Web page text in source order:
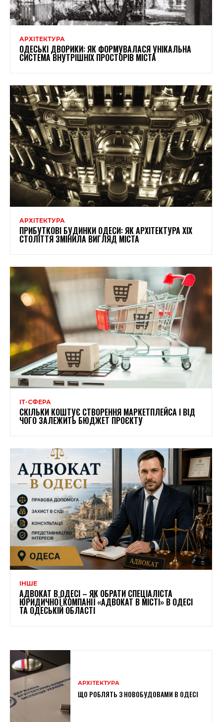
АРХІТЕКТУРА
ОДЕСЬКІ ДВОРИКИ: ЯК ФОРМУВАЛАСЯ УНІКАЛЬНА
СИСТЕМА ВНУТРІШНІХ ПРОСТОРІВ МІСТА
АРХІТЕКТУРА
ПРИБУТКОВІ БУДИНКИ ОДЕСИ: ЯК АРХІТЕКТУРА XIX
СТОЛІТТЯ ЗМІНИЛА ВИГЛЯД МІСТА
ІТ-СФЕРА
СКІЛЬКИ КОШТУЄ СТВОРЕННЯ МАРКЕТПЛЕЙСА І ВІД
ЧОГО ЗАЛЕЖИТЬ БЮДЖЕТ ПРОЄКТУ
ІНШЕ
АДВОКАТ В ОДЕСІ – ЯК ОБРАТИ СПЕЦІАЛІСТА
ЮРИДИЧНОЇ КОМПАНІЇ «АДВОКАТ В МІСТІ» В ОДЕСІ
ТА ОДЕСЬКІЙ ОБЛАСТІ
АРХІТЕКТУРА
ЩО РОБЛЯТЬ З НОВОБУДОВАМИ В ОДЕСІ